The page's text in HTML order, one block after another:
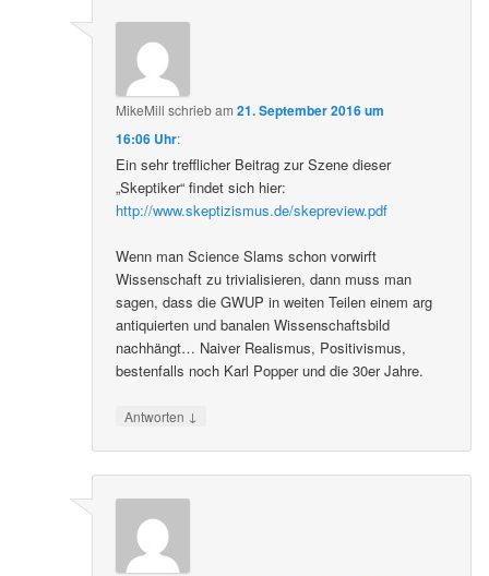
MikeMill schriebam21. September 2016 um
16:06 Uhr:
Ein sehr trefflicher Beitrag zur Szene dieser
„Skeptiker“ findet sich hier:
http://www.skeptizismus.de/skepreview.pdf
Wenn man Science Slams schon vorwirft
Wissenschaft zu trivialisieren, dann muss man
sagen, dass die GWUP in weiten Teilen einem arg
antiquierten und banalen Wissenschaftsbild
nachhängt… Naiver Realismus, Positivismus,
bestenfalls noch Karl Popper und die 30er Jahre.
Antworten ↓